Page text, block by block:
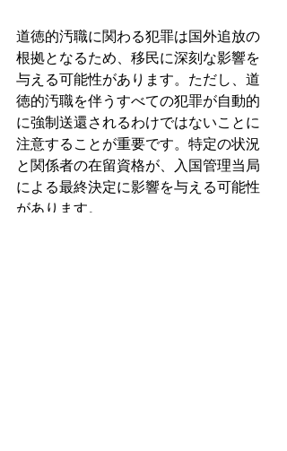
道徳的汚職に関わる犯罪は国外追放の
根拠となるため、移民に深刻な影響を
与える可能性があります。ただし、道
徳的汚職を伴うすべての犯罪が自動的
に強制送還されるわけではないことに
注意することが重要です。特定の状況
と関係者の在留資格が、入国管理当局
による最終決定に影響を与える可能性
があります。